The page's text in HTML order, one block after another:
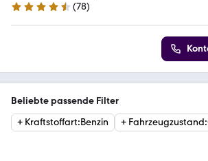
4.7 Sterne
(78)
Beliebte passende Filter
+ Kraftstoffart:Benzin + Fahrzeugzustand: